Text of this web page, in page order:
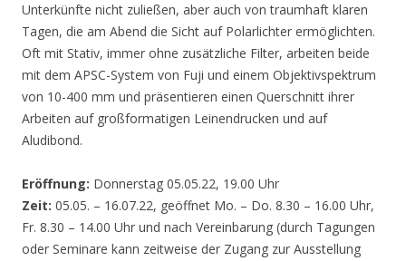
Unterkünfte nicht zuließen, aber auch von traumhaft klaren
Tagen, die am Abend die Sicht auf Polarlichter ermöglichten.
Oft mit Stativ, immer ohne zusätzliche Filter, arbeiten beide
mit dem APSC-System von Fuji und einem Objektivspektrum
von 10-400 mm und präsentieren einen Querschnitt ihrer
Arbeiten auf großformatigen Leinendrucken und auf
Aludibond.
Eröffnung: Donnerstag 05.05.22, 19.00 Uhr
Zeit: 05.05. – 16.07.22, geöffnet Mo. – Do. 8.30 – 16.00 Uhr,
Fr. 8.30 – 14.00 Uhr und nach Vereinbarung (durch Tagungen
oder Seminare kann zeitweise der Zugang zur Ausstellung